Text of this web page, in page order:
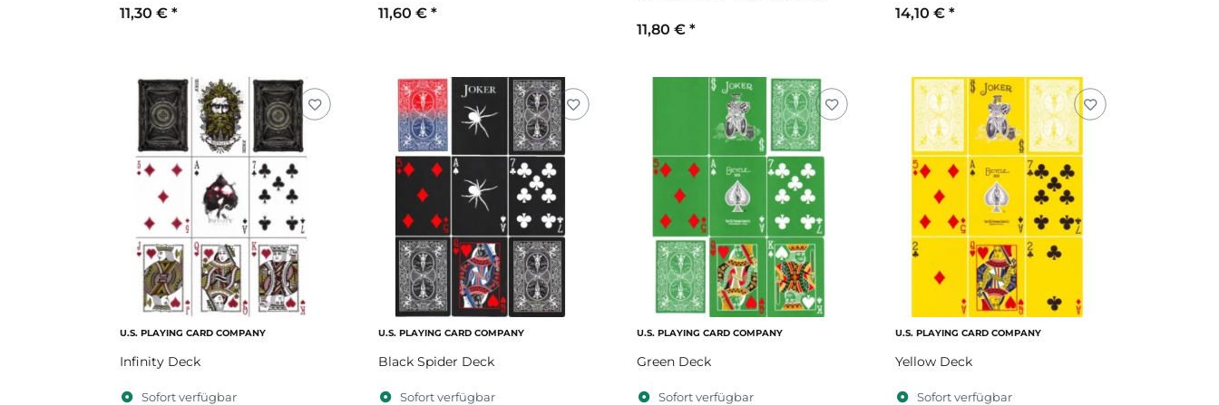
11,30 € * 11,60 € *
11,80 € *
14,10 € *
U.S. PLAYING CARD COMPANY
Infinity Deck
Sofort verfügbar
U.S. PLAYING CARD COMPANY
Black Spider Deck
Sofort verfügbar
U.S. PLAYING CARD COMPANY
Green Deck
Sofort verfügbar
U.S. PLAYING CARD COMPANY
Yellow Deck
Sofort verfügbar